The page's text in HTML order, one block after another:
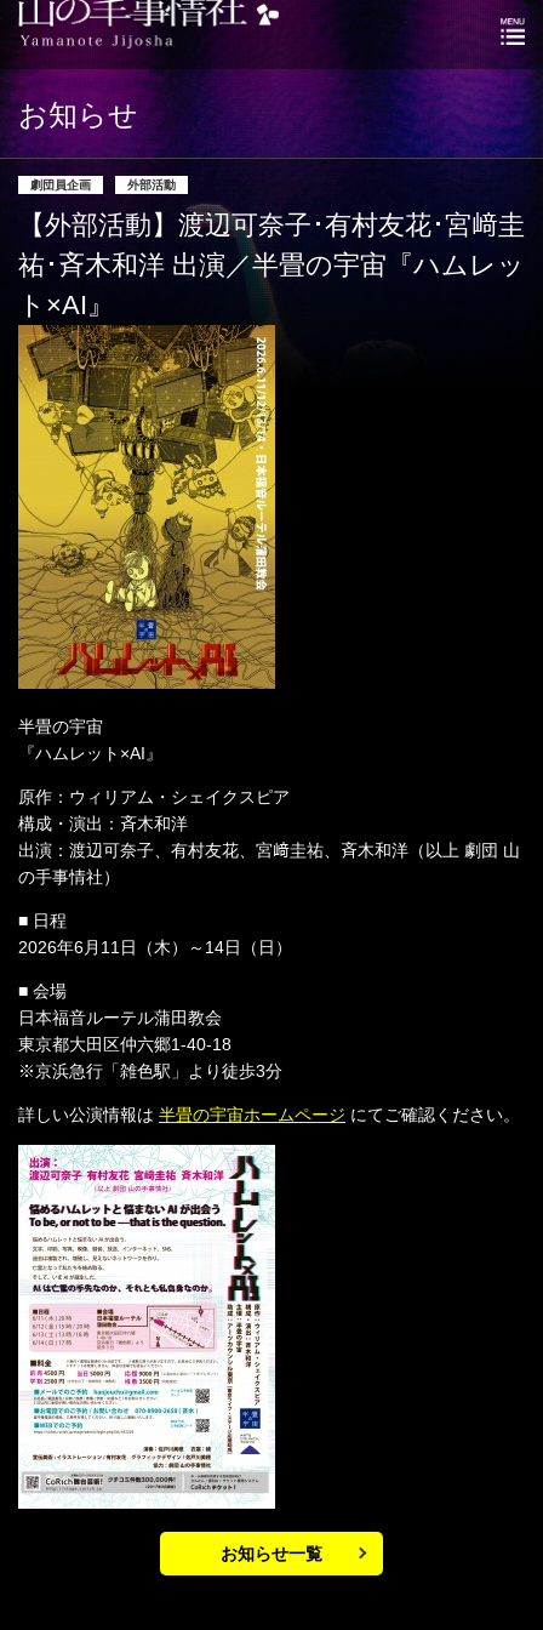
お知らせ
劇団員企画 外部活動
【外部活動】渡辺可奈子･有村友花･宮﨑圭
祐･斉木和洋 出演／半畳の宇宙『ハムレッ
ト×AI』
半畳の宇宙
『ハムレット×AI』
原作：ウィリアム・シェイクスピア
構成・演出：斉木和洋
出演：渡辺可奈子、有村友花、宮﨑圭祐、斉木和洋（以上 劇団 山
の手事情社）
■ 日程
2026年6月11日（木）～14日（日）
■ 会場
日本福音ルーテル蒲田教会
東京都大田区仲六郷1-40-18
※京浜急行「雑色駅」より徒歩3分
詳しい公演情報は 半畳の宇宙ホームページ にてご確認ください。
お知らせ一覧